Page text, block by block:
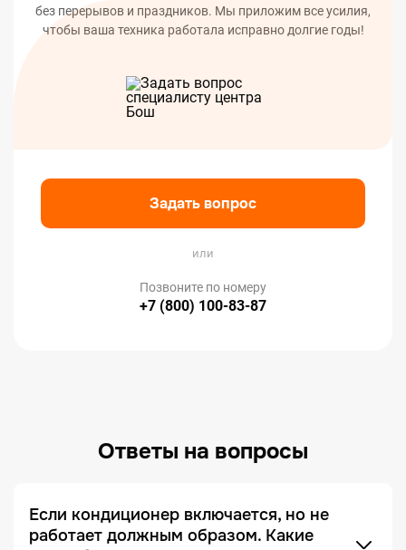
без перерывов и праздников. Мы приложим все усилия,
чтобы ваша техника работала исправно долгие годы!
Задать вопрос
или
Позвоните по номеру
+7 (800) 100-83-87
Ответы на вопросы
Если кондиционер включается, но не
работает должным образом. Какие